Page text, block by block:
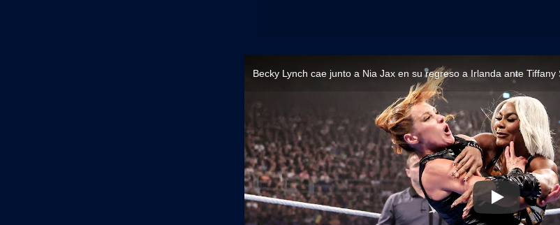
Becky Lynch cae junto a Nia Jax en su regreso a Irlanda ante Tiffany